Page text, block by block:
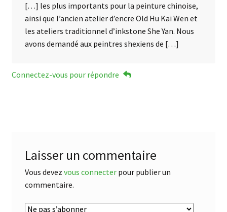
[…] les plus importants pour la peinture chinoise,
ainsi que l’ancien atelier d’encre Old Hu Kai Wen et
les ateliers traditionnel d’inkstone She Yan. Nous
avons demandé aux peintres shexiens de […]
Connectez-vous pour répondre
Laisser un commentaire
Vous devez vous connecterpour publier un
commentaire.